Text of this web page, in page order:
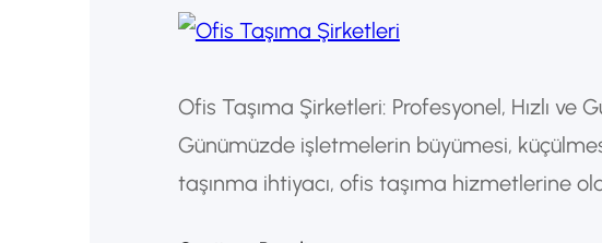
Ofis Taşıma Şirketleri: Profesyonel, Hızlı ve
Günümüzde işletmelerin büyümesi,
taşınma ihtiyacı, ofis taşıma hizmetlerine